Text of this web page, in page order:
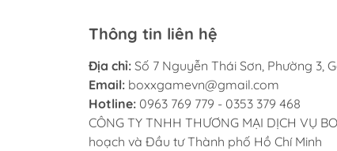
Thông tin liên hệ
Địa chỉ: Số 7 Nguyễn Thái Sơn, Phường 3,
Email: boxxgamevn@gmail.com
Hotline: 0963 769 779 - 0353 379 468
CÔNG TY TNHH THƯƠNG MẠI DỊCH VỤ
hoạch và Đầu tư Thành phố Hồ Chí Minh